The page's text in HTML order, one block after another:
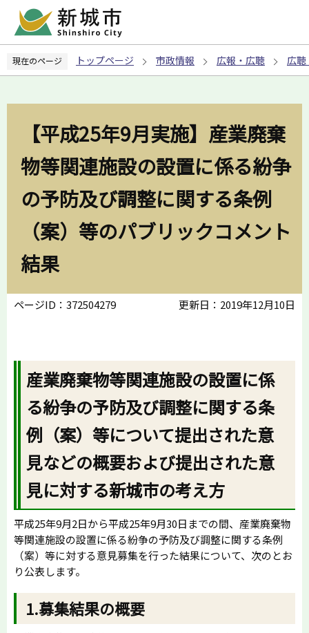
ペ
の
現在のページ トップページ 市政情報 広報・広聴 広聴
【平成25年9月実施】産業廃棄
物等関連施設の設置に係る紛争
の予防及び調整に関する条例
（案）等のパブリックコメント
結果
ページID：372504279 更新日：2019年12月10日
産業廃棄物等関連施設の設置に係
る紛争の予防及び調整に関する条
例（案）等について提出された意
見などの概要および提出された意
見に対する新城市の考え方
平成25年9月2日から平成25年9月30日までの間、産業廃棄物
等関連施設の設置に係る紛争の予防及び調整に関する条例
（案）等に対する意見募集を行った結果について、次のとお
り公表します。
1.募集結果の概要